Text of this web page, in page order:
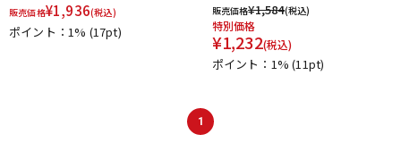
販売価格¥1,936(税込)
ポイント：1% (17pt)
販売価格¥1,584(税込)
特別価格
¥1,232(税込)
ポイント：1%(11pt)
1